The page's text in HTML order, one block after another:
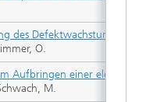
des Defektwachstums.
O.
Aufbringen einer elektrisch
M.